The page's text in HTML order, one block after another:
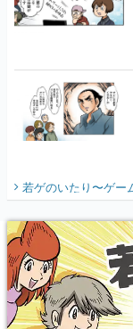
若ゲのいたり〜ゲー